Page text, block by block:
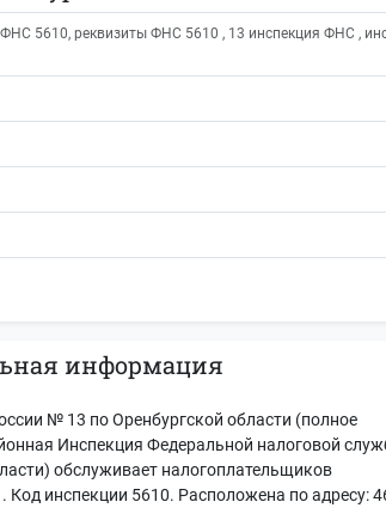
5610, реквизиты ФНС 5610 , 13 инспекция ФНС ,
информация
№ 13 по Оренбургской области (полное
Инспекция Федеральной налоговой
обслуживает налогоплательщиков
Код инспекции 5610. Расположена по адресу: